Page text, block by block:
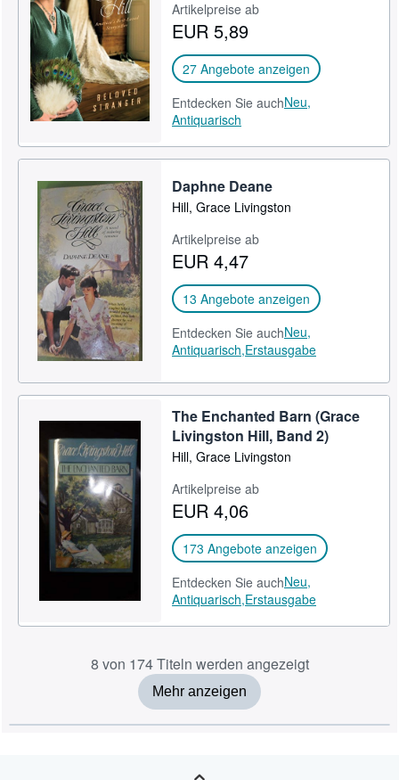
Artikelpreise ab
EUR 5,89
27 Angebote anzeigen
Entdecken Sie auchNeu,
Antiquarisch
Daphne Deane
Hill, Grace Livingston
Artikelpreise ab
EUR 4,47
13 Angebote anzeigen
Entdecken Sie auchNeu,
Antiquarisch,Erstausgabe
The Enchanted Barn (Grace
Livingston Hill, Band 2)
Hill, Grace Livingston
Artikelpreise ab
EUR 4,06
173 Angebote anzeigen
Entdecken Sie auchNeu,
Antiquarisch,Erstausgabe
8 von 174 Titeln werden angezeigt
Mehr anzeigen